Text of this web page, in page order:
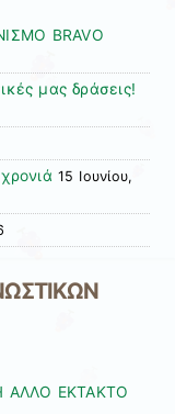
BRAVO
μας δράσεις!
15 Ιουνίου,
ΑΛΛΟ ΕΚΤΑΚΤΟ